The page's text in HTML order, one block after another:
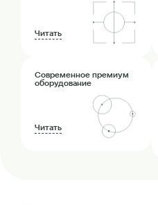
Читать
Современное премиум
оборудование
Читать